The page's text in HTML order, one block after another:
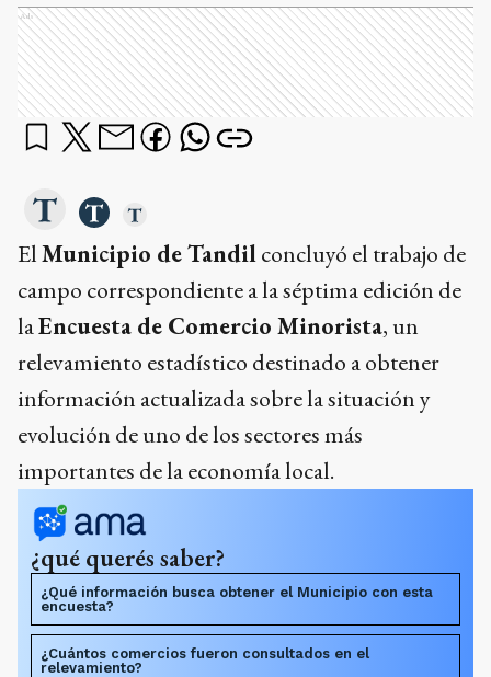
Ads
ElMunicipio de Tandilconcluyó el trabajo de
campo correspondiente a la séptima edición de
laEncuesta de Comercio Minorista, un
relevamiento estadístico destinado a obtener
información actualizada sobre la situación y
evolución de uno de los sectores más
importantes de la economía local.
¿qué querés saber?
¿Qué información busca obtener el Municipio con esta
encuesta?
¿Cuántos comercios fueron consultados en el
relevamiento?